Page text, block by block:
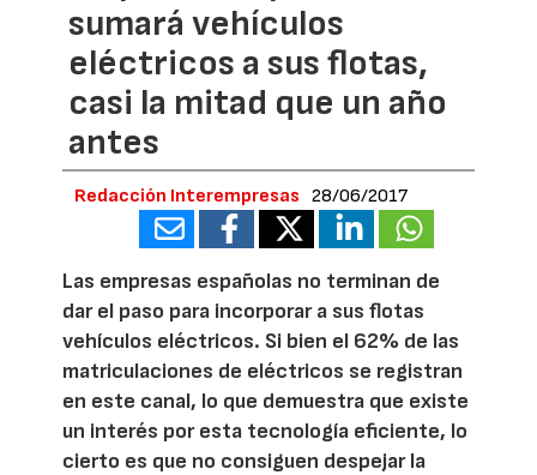
sumará vehículos
eléctricos a sus flotas,
casi la mitad que un año
antes
Redacción Interempresas 28/06/2017
Las empresas españolas no terminan de
dar el paso para incorporar a sus flotas
vehículos eléctricos. Si bien el 62% de las
matriculaciones de eléctricos se registran
en este canal, lo que demuestra que existe
un interés por esta tecnología eficiente, lo
cierto es que no consiguen despejar la